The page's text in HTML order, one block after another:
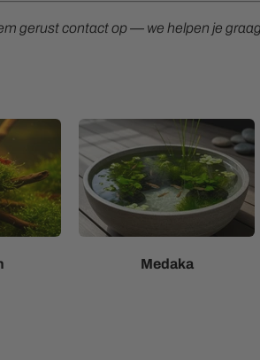
gerust contact op — we helpen je
Medaka